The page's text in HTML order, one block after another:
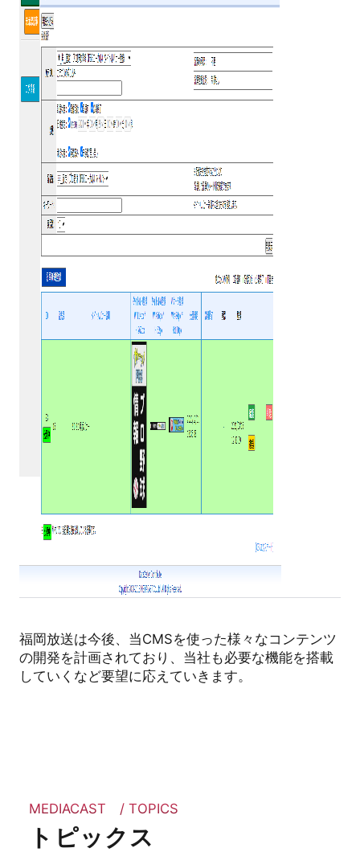
福岡放送は今後、当CMSを使った様々なコンテンツ
の開発を計画されており、当社も必要な機能を搭載
していくなど要望に応えていきます。
MEDIACAST / TOPICS
トピックス